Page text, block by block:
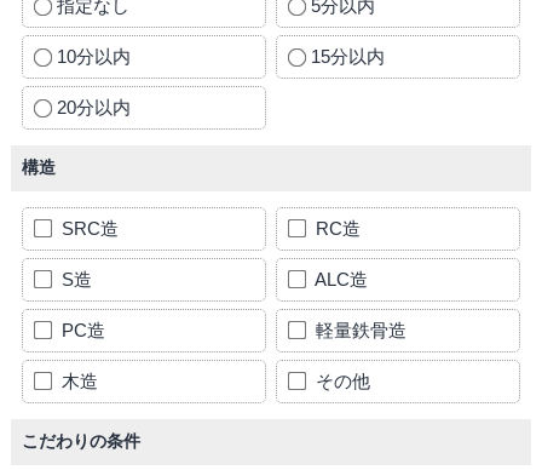
指定なし 5分以内
10分以内 15分以内
20分以内
構造
SRC造 RC造
S造 ALC造
PC造 軽量鉄骨造
木造 その他
こだわりの条件